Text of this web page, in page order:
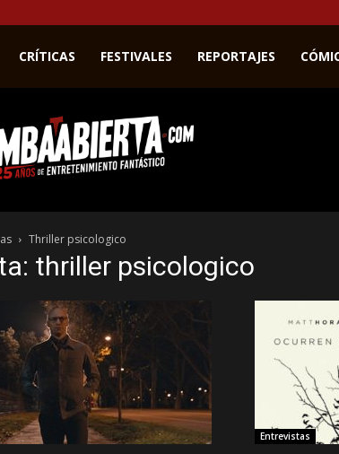
CRÍTICAS FESTIVALES REPORTAJES
Thriller psicologico
thriller psicologico
Entrevistas